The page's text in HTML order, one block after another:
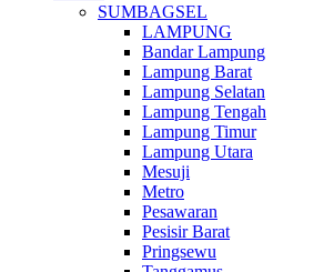
SUMBAGSEL
LAMPUNG
Bandar Lampung
Lampung Barat
Lampung Selatan
Lampung Tengah
Lampung Timur
Lampung Utara
Mesuji
Metro
Pesawaran
Pesisir Barat
Pringsewu